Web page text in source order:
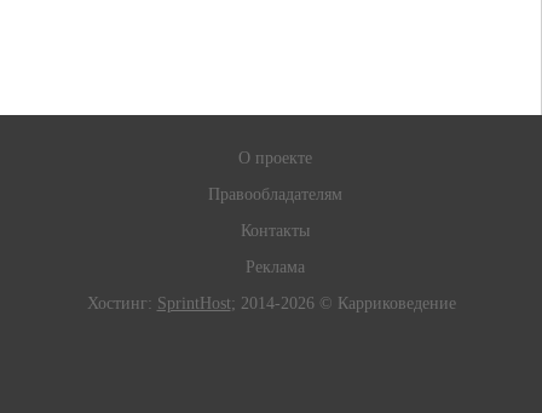
О проекте
Правообладателям
Контакты
Реклама
Хостинг: SprintHost; 2014-2026 © Карриковедение